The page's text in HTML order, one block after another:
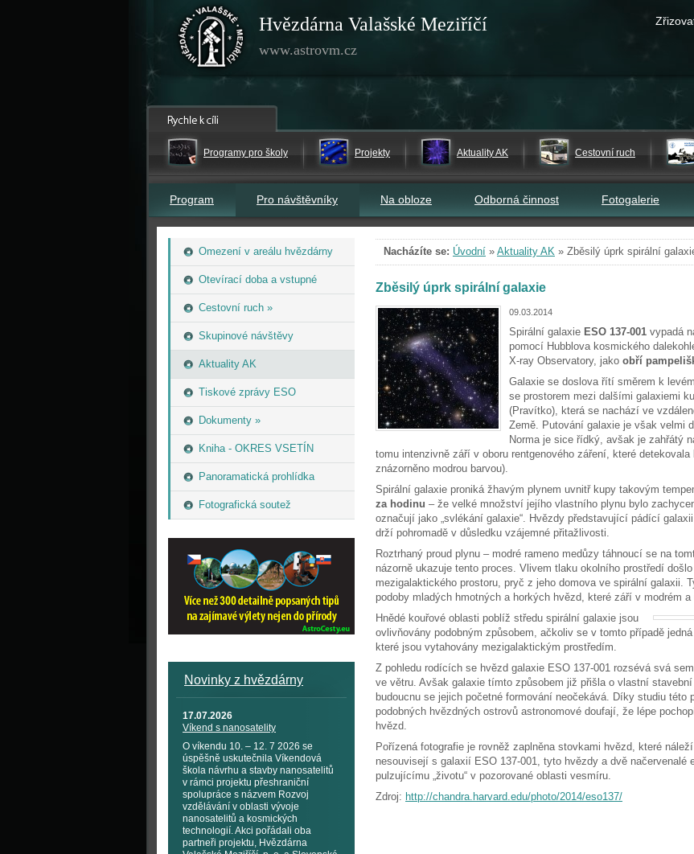
Hvězdárna Valašské Meziříčí
www.astrovm.cz
Programy pro školy Projekty Aktuality AK Cestovní ruch
Program Pro návštěvníky Na obloze Odborná činnost Fotogalerie
Omezení v areálu hvězdárny
Otevírací doba a vstupné
Cestovní ruch »
Skupinové návštěvy
Aktuality AK
Tiskové zprávy ESO
Dokumenty »
Kniha - OKRES VSETÍN
Panoramatická prohlídka
Fotografická soutež
Novinky z hvězdárny
17.07.2026
Víkend s nanosatelity
O víkendu 10. – 12. 7 2026 se
úspěšně uskutečnila Víkendová
škola návrhu a stavby nanosatelitů
v rámci projektu přeshraniční
spolupráce s názvem Rozvoj
vzdělávání v oblasti vývoje
nanosatelitů a kosmických
technologií. Akci pořádali oba
partneři projektu, Hvězdárna
Nacházíte se: Úvodní » Aktuality AK » Zběsilý úprk spirální
Zběsilý úprk spirální galaxie
09.03.2014
Spirální galaxie ESO 137-001 vypadá
pomocí Hubblova kosmického
X-ray Observatory, jako obří
Galaxie se doslova řítí směrem k
se prostorem mezi dalšími galaxiemi
(Pravítko), která se nachází ve
Země. Putování galaxie je však velmi
Norma je sice řídký, avšak je zahřátý
tomu intenzivně září v oboru rentgenového záření, které
znázorněno modrou barvou).
Spirální galaxie proniká žhavým plynem uvnitř kupy takovým
za hodinu – že velké množství jejího vlastního plynu bylo
označují jako „svlékání galaxie“. Hvězdy představující pádící
drží pohromadě v důsledku vzájemné přitažlivosti.
Roztrhaný proud plynu – modré rameno medůzy táhnoucí se na
názorně ukazuje tento proces. Vlivem tlaku okolního prostředí
mezigalaktického prostoru, pryč z jeho domova ve spirální galaxii.
podoby mladých hmotných a horkých hvězd, které září v modrém
Hnědé kouřové oblasti poblíž středu spirální galaxie jsou
ovlivňovány podobným způsobem, ačkoliv se v tomto případě
které jsou vytahovány mezigalaktickým prostředím.
Z pohledu rodících se hvězd galaxie ESO 137-001 rozsévá svá
ve větru. Avšak galaxie tímto způsobem již přišla o vlastní
budoucnu se jejich početné formování neočekává. Díky studiu
podobných hvězdných ostrovů astronomové doufají, že lépe
hvězd.
Pořízená fotografie je rovněž zaplněna stovkami hvězd, které
nesouvisejí s galaxií ESO 137-001, tyto hvězdy a dvě
pulzujícímu „životu“ v pozorované oblasti vesmíru.
Zdroj: http://chandra.harvard.edu/photo/2014/eso137/